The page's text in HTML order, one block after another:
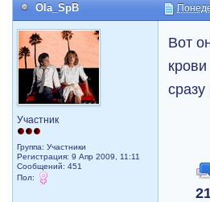
Ola_SpB
Участник
Группа: Участники
Регистрация: 9 Апр 2009, 11:11
Сообщений: 451
Пол:
Вот